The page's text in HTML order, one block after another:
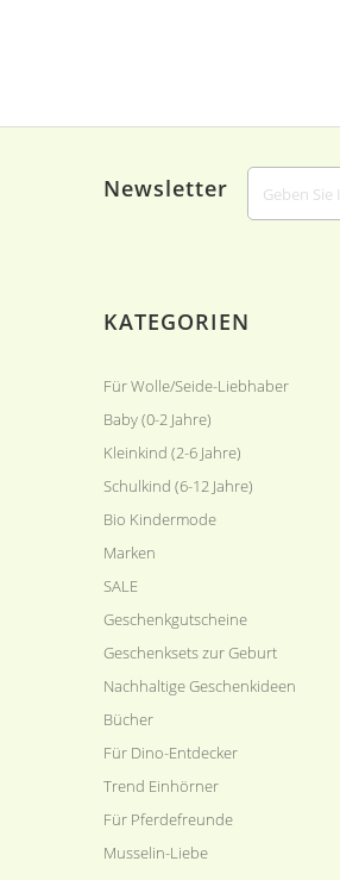
Newsletter
KATEGORIEN
Für Wolle/Seide-Liebhaber
Baby (0-2 Jahre)
Kleinkind (2-6 Jahre)
Schulkind (6-12 Jahre)
Bio Kindermode
Marken
SALE
Geschenkgutscheine
Geschenksets zur Geburt
Nachhaltige Geschenkideen
Bücher
Für Dino-Entdecker
Trend Einhörner
Für Pferdefreunde
Musselin-Liebe